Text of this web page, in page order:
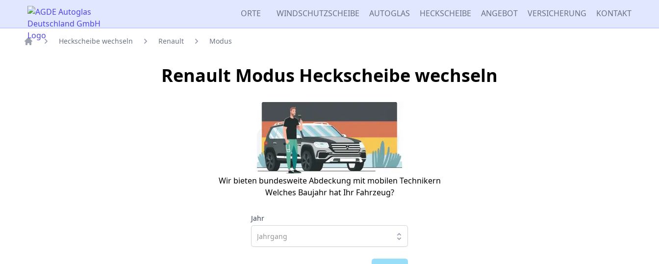
AGDE Autoglas Deutschland GmbH ORTE WINDSCHUTZSCHEIBE AUTOGLAS HECKSCHEIBE ANGEBOT VERSICHERUNG KONTAKT
Heckscheibe wechseln Renault Modus
Renault Modus Heckscheibe wechseln
Wir bieten bundesweite Abdeckung mit mobilen Technikern
Welches Baujahr hat Ihr Fahrzeug?
Jahr